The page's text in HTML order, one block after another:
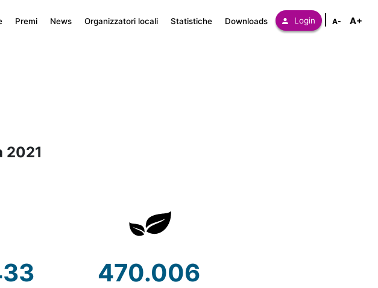
Premi News Organizzatori locali Statistiche Downloads Login A- A+
2021
470.006